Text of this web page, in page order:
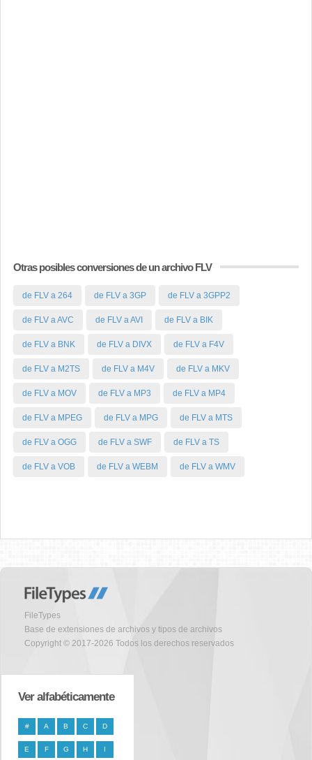
Otras posibles conversiones de un archivo FLV
de FLV a 264 de FLV a 3GP de FLV a 3GPP2
de FLV a AVC de FLV a AVI de FLV a BIK
de FLV a BNK de FLV a DIVX de FLV a F4V
de FLV a M2TS de FLV a M4V de FLV a MKV
de FLV a MOV de FLV a MP3 de FLV a MP4
de FLV a MPEG de FLV a MPG de FLV a MTS
de FLV a OGG de FLV a SWF de FLV a TS
de FLV a VOB de FLV a WEBM de FLV a WMV
FileTypes
Base de extensiones de archivos y tipos de archivos
Copyright © 2017-2026 Todos los derechos reservados
Ver alfabéticamente
# A B C D
E F G H I